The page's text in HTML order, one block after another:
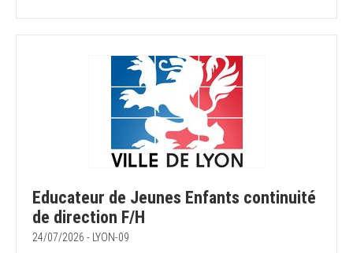
Educateur de Jeunes Enfants continuité
de direction F/H
24/07/2026 - LYON-09